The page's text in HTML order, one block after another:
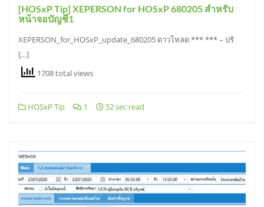
[HOSxP Tip] XEPERSON for HOSxP 680205 สำหรับ
หน้าจอบัญชี1
XEPERSON_for_HOSxP_update_680205 ดาวโหลด *** *** – ปรั
[…]
1708 total views
HOSxP Tip 1 52 sec read